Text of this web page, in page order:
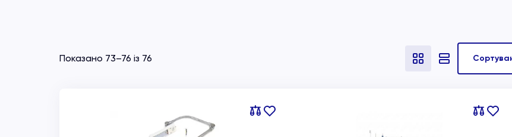
Показано 73–76 із 76
Порівняти
В
Порівняти
В